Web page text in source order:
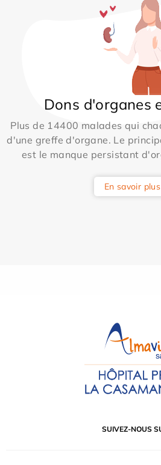
Dons d'organes
Plus de 14400 malades qui
d'une greffe d'organe. Le
est le manque persistant
En savoir plus
SUIVEZ-NOUS